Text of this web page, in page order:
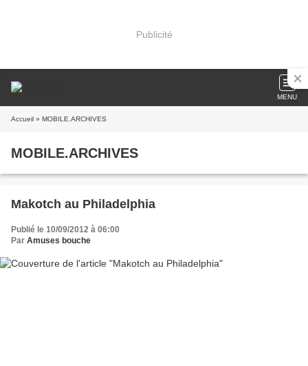
Publicité
MENU
Accueil » MOBILE.ARCHIVES
MOBILE.ARCHIVES
Makotch au Philadelphia
Publié le 10/09/2012 à 06:00
Par Amuses bouche